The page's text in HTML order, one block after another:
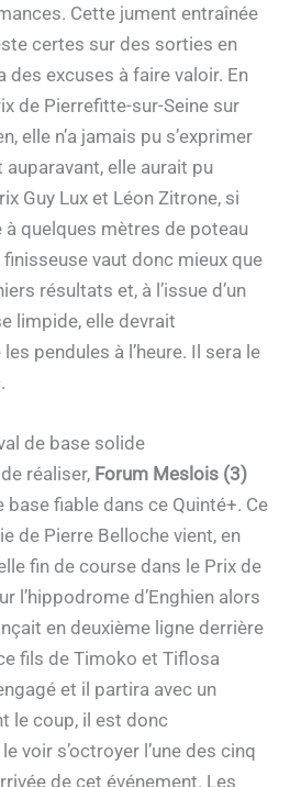
Cette jument entraînée
certes sur des sorties en
des excuses à faire valoir. En
de Pierrefitte-sur-Seine sur
elle n’a jamais pu s’exprimer
elle aurait pu
Guy Lux et Léon Zitrone, si
à quelques mètres de poteau
finisseuse vaut donc mieux que
résultats et, à l’issue d’un
limpide, elle devrait
pendules à l’heure. Il sera le
de base solide
réaliser, Forum Meslois (3)
fiable dans ce Quinté+. Ce
de Pierre Belloche vient, en
fin de course dans le Prix de
l’hippodrome d’Enghien alors
en deuxième ligne derrière
fils de Timoko et Tiflosa
et il partira avec un
le coup, il est donc
voir s’octroyer l’une des cinq
de cet événement. Les